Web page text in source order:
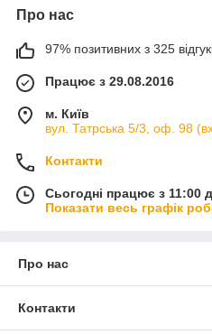
Про нас
97% позитивних з 325
Працює з 29.08.2016
м. Київ
вул. Татрська 5/3, оф. 98
Контакти
Сьогодні працює з 11:00
Показати весь графік
Про нас
Контакти